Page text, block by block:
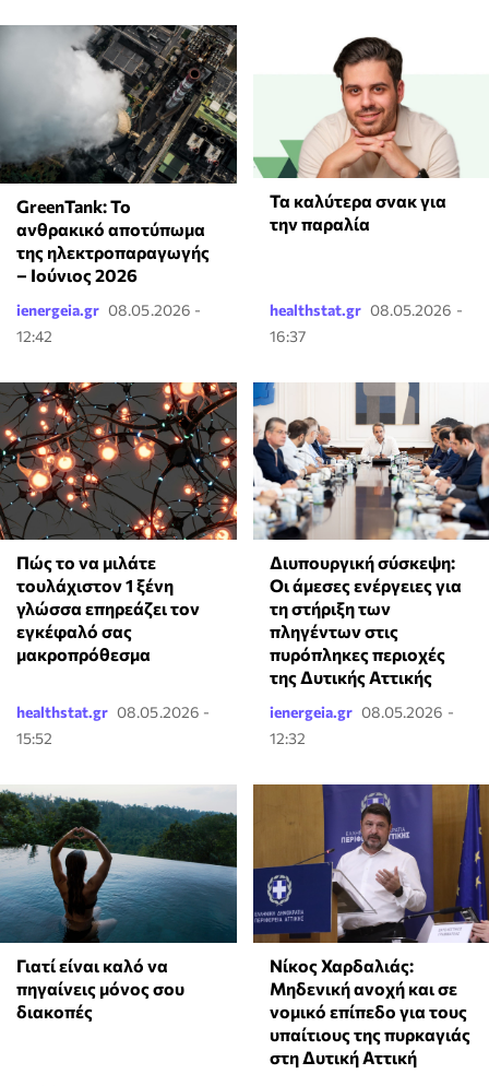
GreenTank: Το
ανθρακικό αποτύπωμα
της ηλεκτροπαραγωγής
– Ιούνιος 2026
ienergeia.gr 08.05.2026 -
12:42
Τα καλύτερα σνακ για
την παραλία
healthstat.gr 08.05.2026 -
16:37
⁠Πώς το να μιλάτε
τουλάχιστον 1 ξένη
γλώσσα επηρεάζει τον
εγκέφαλό σας
μακροπρόθεσμα
healthstat.gr 08.05.2026 -
15:52
Διυπουργική σύσκεψη:
Οι άμεσες ενέργειες για
τη στήριξη των
πληγέντων στις
πυρόπληκες περιοχές
της Δυτικής Αττικής
ienergeia.gr 08.05.2026 -
12:32
Γιατί είναι καλό να
πηγαίνεις μόνος σου
διακοπές
Νίκος Χαρδαλιάς:
Μηδενική ανοχή και σε
νομικό επίπεδο για τους
υπαίτιους της πυρκαγιάς
στη Δυτική Αττική